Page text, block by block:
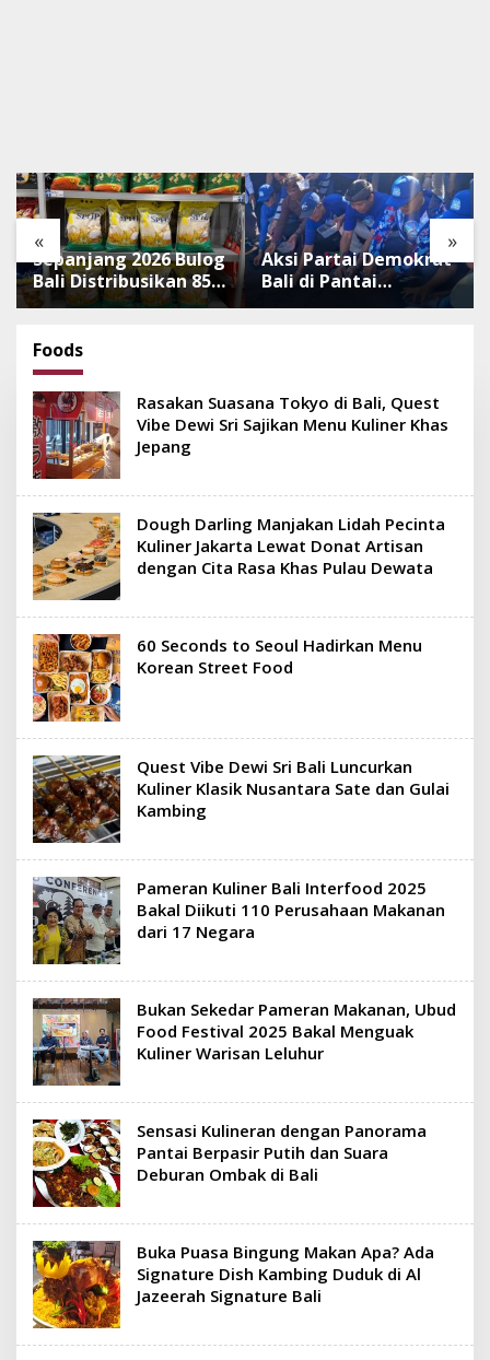
« »
Sepanjang 2026 Bulog
Bali Distribusikan 850
Ton Beras Premium
Moderen
Aksi Partai Demokrat
Bali di Pantai
Lembeng, Rawat
Foods
Rasakan Suasana Tokyo di Bali, Quest
Vibe Dewi Sri Sajikan Menu Kuliner Khas
Jepang
Dough Darling Manjakan Lidah Pecinta
Kuliner Jakarta Lewat Donat Artisan
dengan Cita Rasa Khas Pulau Dewata
60 Seconds to Seoul Hadirkan Menu
Korean Street Food
Quest Vibe Dewi Sri Bali Luncurkan
Kuliner Klasik Nusantara Sate dan Gulai
Kambing
Pameran Kuliner Bali Interfood 2025
Bakal Diikuti 110 Perusahaan Makanan
dari 17 Negara
Bukan Sekedar Pameran Makanan, Ubud
Food Festival 2025 Bakal Menguak
Kuliner Warisan Leluhur
Sensasi Kulineran dengan Panorama
Pantai Berpasir Putih dan Suara
Deburan Ombak di Bali
Buka Puasa Bingung Makan Apa? Ada
Signature Dish Kambing Duduk di Al
Jazeerah Signature Bali